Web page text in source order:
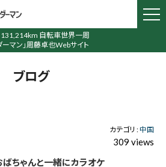
131,214km 自転車世界一周
ーマン」周藤卓也Webサイト
ブログ
カテゴリ :中国
309 views
ちゃんと一緒にカラオケ